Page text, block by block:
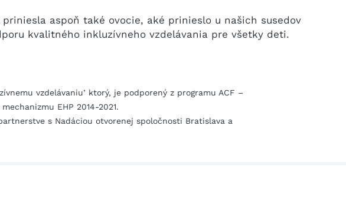
aspoň také ovocie, aké prinieslo u našich susedov
kvalitného inkluzívneho vzdelávania pre všetky deti.
vzdelávaniu’ ktorý, je podporený z programu ACF –
EHP 2014-2021.
s Nadáciou otvorenej spoločnosti Bratislava a